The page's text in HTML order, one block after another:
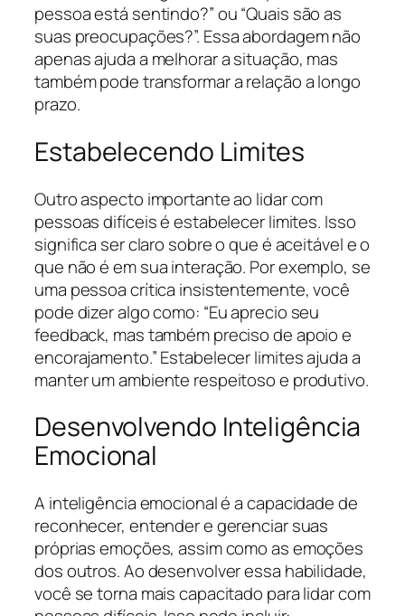
pessoa está sentindo?” ou “Quais são as
suas preocupações?”. Essa abordagem não
apenas ajuda a melhorar a situação, mas
também pode transformar a relação a longo
prazo.
Estabelecendo Limites
Outro aspecto importante ao lidar com
pessoas difíceis é estabelecer limites. Isso
significa ser claro sobre o que é aceitável e o
que não é em sua interação. Por exemplo, se
uma pessoa crítica insistentemente, você
pode dizer algo como: “Eu aprecio seu
feedback, mas também preciso de apoio e
encorajamento.” Estabelecer limites ajuda a
manter um ambiente respeitoso e produtivo.
Desenvolvendo Inteligência
Emocional
A inteligência emocional é a capacidade de
reconhecer, entender e gerenciar suas
próprias emoções, assim como as emoções
dos outros. Ao desenvolver essa habilidade,
você se torna mais capacitado para lidar com